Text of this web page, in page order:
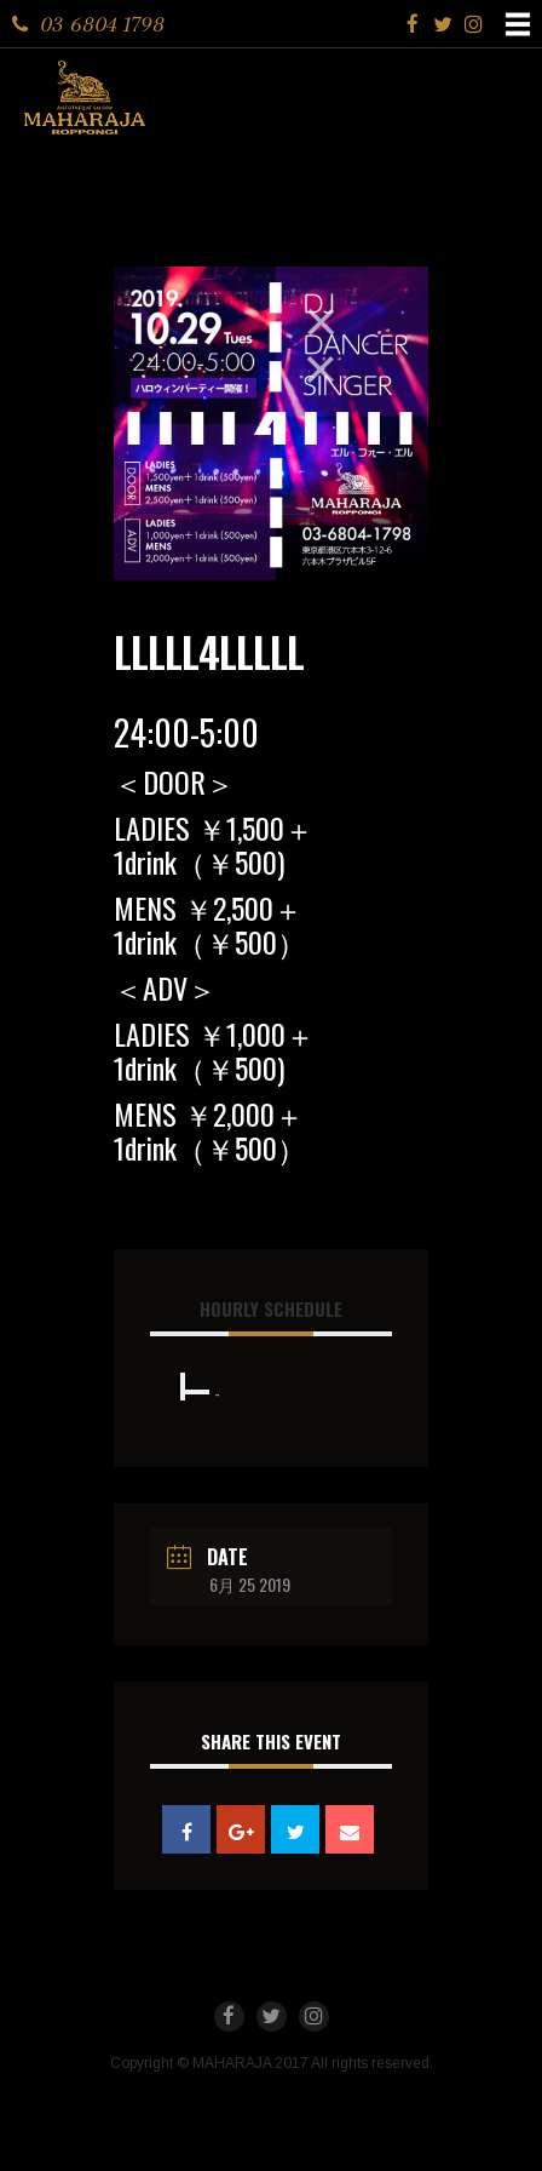
03 6804 1798
LLLLL4LLLLL
24:00-5:00
＜DOOR＞
LADIES ￥1,500＋
1drink（￥500)
MENS ￥2,500＋
1drink（￥500）
＜ADV＞
LADIES ￥1,000＋
1drink（￥500)
MENS ￥2,000＋
1drink（￥500）
HOURLY SCHEDULE
-
DATE
6月 25 2019
SHARE THIS EVENT
Copyright © MAHARAJA 2017 All rights reserved.